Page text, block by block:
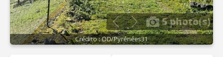
5 photo(s)
Crédito : OD/Pyrénées31